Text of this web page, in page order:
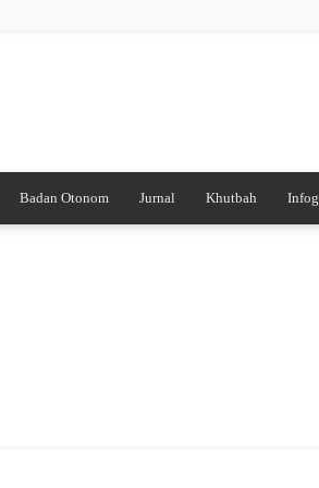
Badan Otonom Jurnal Khutbah